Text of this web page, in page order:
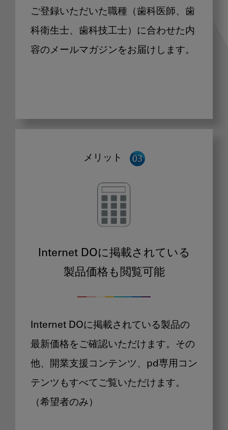
ご登録いただいた職種（歯科医師、歯
科衛生士、歯科技工士）に合わせた内
容のメールマガジンをお届けします。
メリット
Internet DOに掲載されている
製品価格も閲覧可能
Internet DOに掲載されている製品の
最新価格をご確認いただけます。その
他、開業支援コンテンツ、pd専用コン
テンツもすべてご覧いただけます。
（希望者のみ）